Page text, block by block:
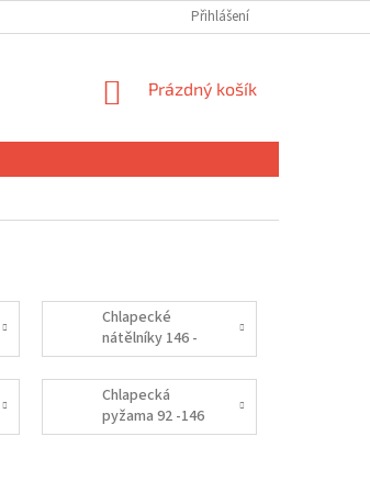
VÝMĚNA NEBO VRÁCENÍ
Přihlášení
NÁKUPNÍ
Prázdný košík
Chlapecké
nátělníky 146 -
176
Chlapecká
pyžama 92 -146